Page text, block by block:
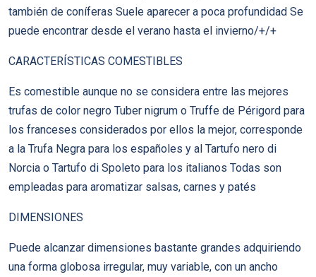
también de coníferas Suele aparecer a poca profundidad Se
puede encontrar desde el verano hasta el invierno/+/+
CARACTERÍSTICAS COMESTIBLES
Es comestible aunque no se considera entre las mejores
trufas de color negro Tuber nigrum o Truffe de Périgord para
los franceses considerados por ellos la mejor, corresponde
a la Trufa Negra para los españoles y al Tartufo nero di
Norcia o Tartufo di Spoleto para los italianos Todas son
empleadas para aromatizar salsas, carnes y patés
DIMENSIONES
Puede alcanzar dimensiones bastante grandes adquiriendo
una forma globosa irregular, muy variable, con un ancho